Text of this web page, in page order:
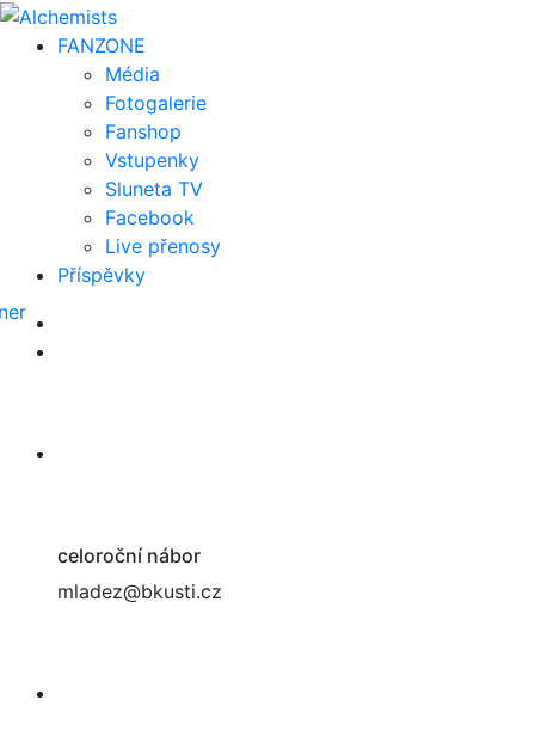
FANZONE
Média
Fotogalerie
Fanshop
Vstupenky
Sluneta TV
Facebook
Live přenosy
Příspěvky
celoroční nábor
mladez@bkusti.cz